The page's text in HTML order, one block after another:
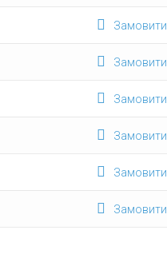
Замовити
Замовити
Замовити
Замовити
Замовити
Замовити